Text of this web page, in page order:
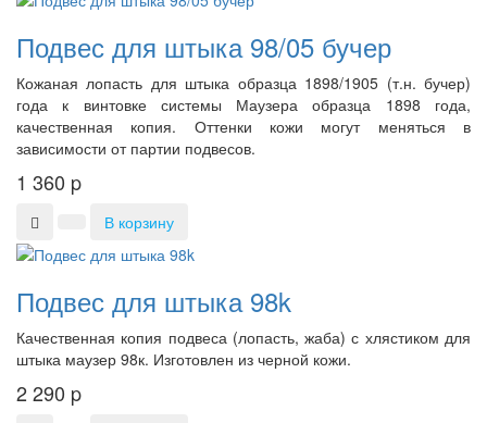
Подвес для штыка 98/05 бучер
Кожаная лопасть для штыка образца 1898/1905 (т.н. бучер)
года к винтовке системы Маузера образца 1898 года,
качественная копия. Оттенки кожи могут меняться в
зависимости от партии подвесов.
1 360 p
В корзину
Подвес для штыка 98k
Качественная копия подвеса (лопасть, жаба) с хлястиком для
штыка маузер 98к. Изготовлен из черной кожи.
2 290 p